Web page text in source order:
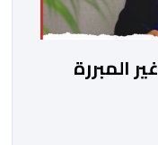
المبررة